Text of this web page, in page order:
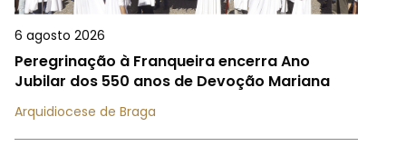
6 agosto 2026
Peregrinação à Franqueira encerra Ano
Jubilar dos 550 anos de Devoção Mariana
Arquidiocese de Braga